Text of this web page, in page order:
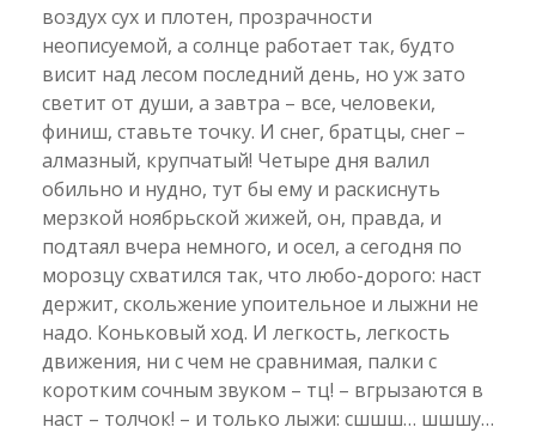
воздух сух и плотен, прозрачности
неописуемой, а солнце работает так, будто
висит над лесом последний день, но уж зато
светит от души, а завтра – все, человеки,
финиш, ставьте точку. И снег, братцы, снег –
алмазный, крупчатый! Четыре дня валил
обильно и нудно, тут бы ему и раскиснуть
мерзкой ноябрьской жижей, он, правда, и
подтаял вчера немного, и осел, а сегодня по
морозцу схватился так, что любо-дорого: наст
держит, скольжение упоительное и лыжни не
надо. Коньковый ход. И легкость, легкость
движения, ни с чем не сравнимая, палки с
коротким сочным звуком – тц! – вгрызаются в
наст – толчок! – и только лыжи: сшшш… шшшу…